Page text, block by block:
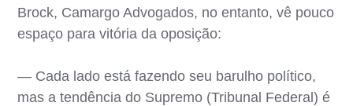
Brock, Camargo Advogados, no entanto, vê pouco
espaço para vitória da oposição:
— Cada lado está fazendo seu barulho político,
mas a tendência do Supremo (Tribunal Federal) é